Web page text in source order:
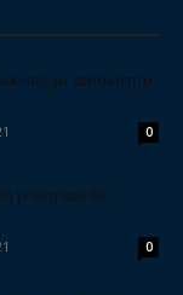
με αυτοκίνητο
0
γεύση που θα
0